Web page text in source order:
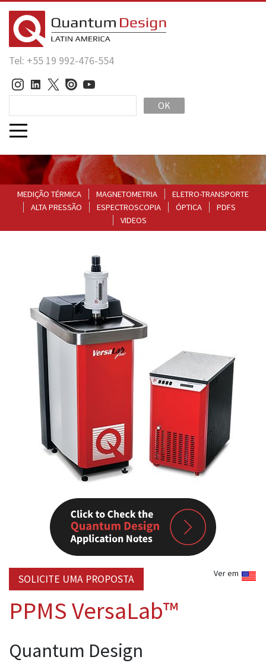
Tel: +55 19 992-476-554
OK
MEDIÇÃO TÉRMICA MAGNETOMETRIA
ELETRO-TRANSPORTE
ALTA PRESSÃO
ESPECTROSCOPIA ÓPTICA
PDFS
VIDEOS
Ver em
SOLICITE UMA PROPOSTA
PPMS VersaLab™
Quantum Design